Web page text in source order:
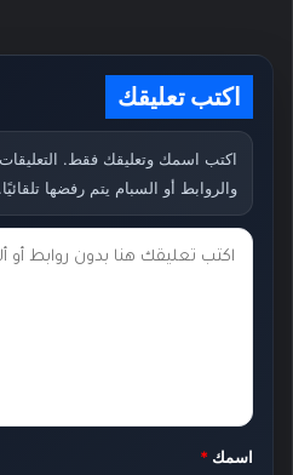
اكتب تعليقك
اكتب اسمك وتعليقك فقط.
والروابط أو السبام يتم رفضها تلقائيًا.
ت
ك
*
اسمك *